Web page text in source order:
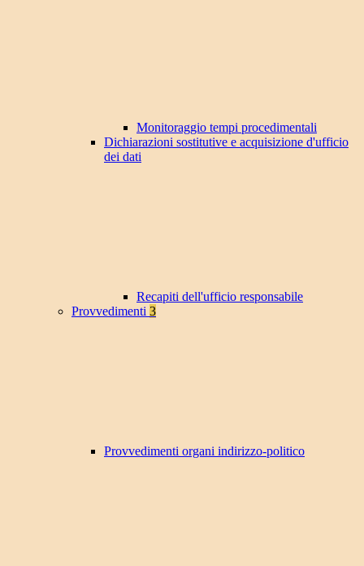
Monitoraggio tempi procedimentali
Dichiarazioni sostitutive e acquisizione d'ufficio
dei dati
Recapiti dell'ufficio responsabile
Provvedimenti 3
Provvedimenti organi indirizzo-politico